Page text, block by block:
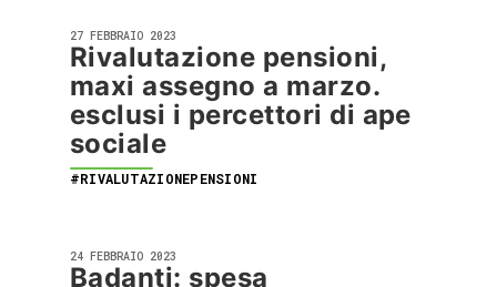
27 FEBBRAIO 2023
Rivalutazione pensioni,
maxi assegno a marzo.
esclusi i percettori di ape
sociale
#RIVALUTAZIONEPENSIONI
24 FEBBRAIO 2023
Badanti: spesa